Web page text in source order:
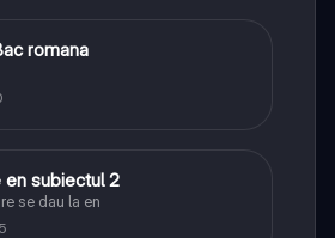
română
romana
românăsubiectul 2
se dau la en